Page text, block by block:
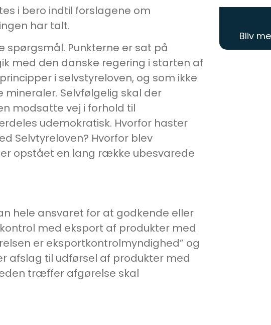
Bliv
i bero indtil forslagene om
har talt.
Punkterne er sat på
med den danske regering i starten af
i selvstyreloven, og som ikke
Selvfølgelig skal der
modsatte vej i forhold til
udemokratisk. Hvorfor haster
Selvtyreloven? Hvorfor blev
opstået en lang række ubesvarede
hele ansvaret for at godkende eller
med eksport af produkter med
er eksportkontrolmyndighed” og
afslag til udførsel af produkter med
træffer afgørelse skal